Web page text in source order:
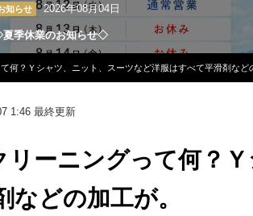
知らせ 2026年08月04日
季休業のお知らせ◇
何？Ｙシャツ、ニット、スーツなど洋服はすべて平滑剤など
1:46最終更新
リーニングって何？
どの加工が。